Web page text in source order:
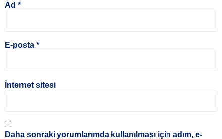
Ad *
E-posta *
İnternet sitesi
Daha sonraki yorumlarımda kullanılması için adım, e-